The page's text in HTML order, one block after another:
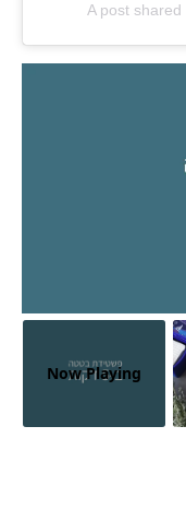
A post
Now Playing